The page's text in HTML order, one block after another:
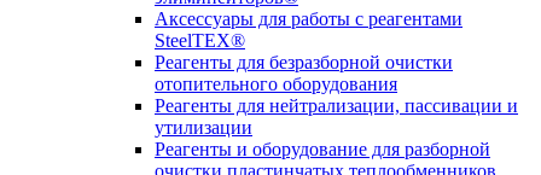
Аксессуары для работы с реагентами
SteelTEX®
Реагенты для безразборной очистки
отопительного оборудования
Реагенты для нейтрализации, пассивации и
утилизации
Реагенты и оборудование для разборной
очистки пластинчатых теплообменников